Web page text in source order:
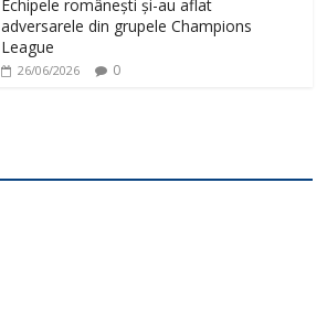
Echipele românești și-au aflat
adversarele din grupele Champions
League
26/06/2026 0